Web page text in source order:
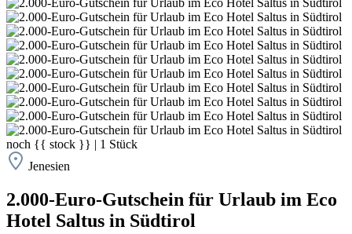
noch {{ stock }} | 1 Stück
Jenesien
2.000-Euro-Gutschein für Urlaub im Eco
Hotel Saltus in Südtirol